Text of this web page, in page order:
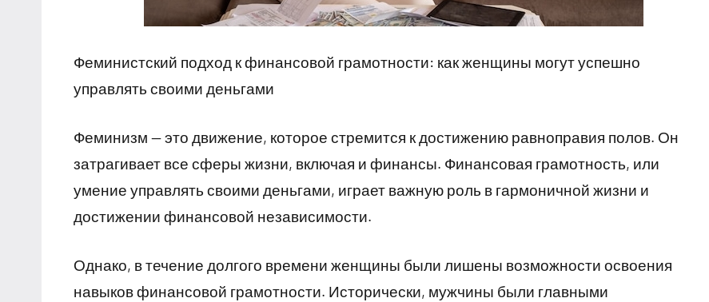
Феминистский подход к финансовой грамотности: как женщины могут успешно
управлять своими деньгами
Феминизм — это движение, которое стремится к достижению равноправия полов. Он
затрагивает все сферы жизни, включая и финансы. Финансовая грамотность, или
умение управлять своими деньгами, играет важную роль в гармоничной жизни и
достижении финансовой независимости.
Однако, в течение долгого времени женщины были лишены возможности освоения
навыков финансовой грамотности. Исторически, мужчины были главными